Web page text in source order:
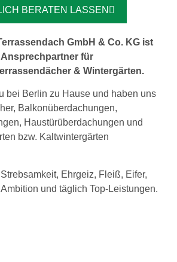
BERATEN LASSEN
GmbH & Co. KG ist
Ansprechpartner für
& Wintergärten.
bei Berlin zu Hause und haben uns
Balkonüberdachungen,
Haustürüberdachungen und
bzw. Kaltwintergärten
Ehrgeiz, Fleiß, Eifer,
und täglich Top-Leistungen.